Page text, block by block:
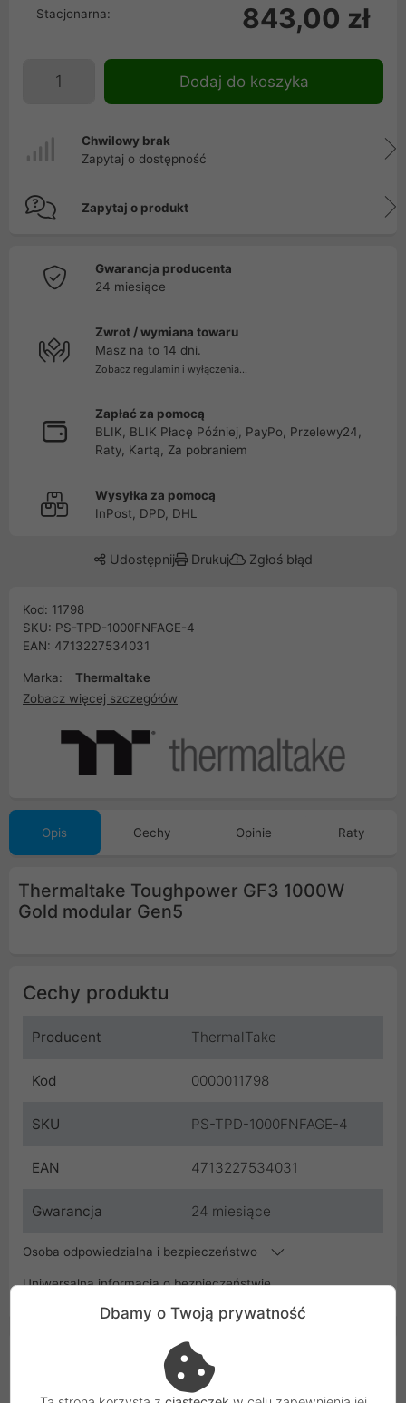
Stacjonarna: 843,00 zł
Dodaj do koszyka
Chwilowy brak
Zapytaj o dostępność
Zapytaj o produkt
Gwarancja producenta
24 miesiące
Zwrot / wymiana towaru
Masz na to 14 dni.
Zobacz regulamin i wyłączenia...
Zapłać za pomocą
BLIK, BLIK Płacę Później, PayPo, Przelewy24,
Raty, Kartą, Za pobraniem
Wysyłka za pomocą
InPost, DPD, DHL
Udostępnij Drukuj Zgłoś błąd
Kod: 11798
SKU: PS-TPD-1000FNFAGE-4
EAN: 4713227534031
Marka:
Thermaltake
Zobacz więcej szczegółów
Opis Cechy Opinie Raty
Thermaltake Toughpower GF3 1000W
Gold modular Gen5
Cechy produktu
Producent ThermalTake
Kod 0000011798
SKU PS-TPD-1000FNFAGE-4
EAN 4713227534031
Gwarancja 24 miesiące
Osoba odpowiedzialna i bezpieczeństwo
Uniwersalna informacja o bezpieczeństwie
Podobne Produkty
Dbamy o Twoją prywatność